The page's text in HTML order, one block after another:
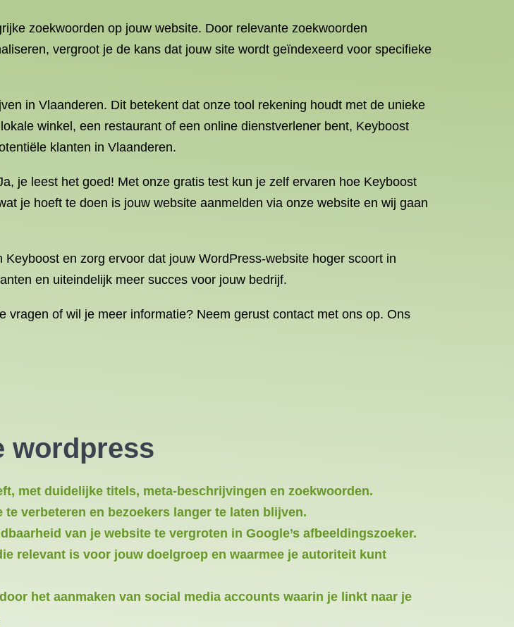
zoekwoorden op jouw website. Door relevante zoekwoorden
vergroot je de kans dat jouw site wordt geïndexeerd voor specifieke
in Vlaanderen. Dit betekent dat onze tool rekening houdt met de unieke
winkel, een restaurant of een online dienstverlener bent, Keyboost
klanten in Vlaanderen.
je leest het goed! Met onze gratis test kun je zelf ervaren hoe Keyboost
je hoeft te doen is jouw website aanmelden via onze website en wij gaan
en zorg ervoor dat jouw WordPress-website hoger scoort in
en uiteindelijk meer succes voor jouw bedrijf.
of wil je meer informatie? Neem gerust contact met ons op. Ons
wordpress
met duidelijke titels, meta-beschrijvingen en zoekwoorden.
verbeteren en bezoekers langer te laten blijven.
van je website te vergroten in Google’s afbeeldingszoeker.
relevant is voor jouw doelgroep en waarmee je autoriteit kunt
het aanmaken van social media accounts waarin je linkt naar je